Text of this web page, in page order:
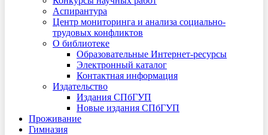
Аспирантура
Центр мониторинга и анализа социально-
трудовых конфликтов
О библиотеке
Образовательные Интернет-ресурсы
Электронный каталог
Контактная информация
Издательство
Издания СПбГУП
Новые издания СПбГУП
Проживание
Гимназия